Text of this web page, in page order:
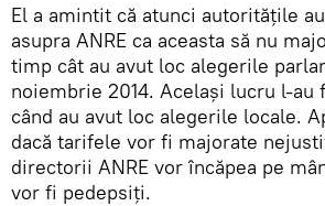
El a amintit că atunci autorităţile
asupra ANRE ca aceasta să nu
timp cât au avut loc alegerile
noiembrie 2014. Același lucru l-au
când au avut loc alegerile locale.
dacă tarifele vor fi majorate
directorii ANRE vor încăpea pe
vor fi pedepsiți.